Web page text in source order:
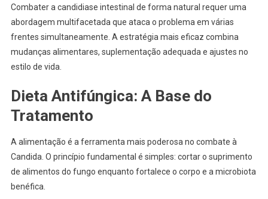
Combater a candidiase intestinal de forma natural requer uma
abordagem multifacetada que ataca o problema em várias
frentes simultaneamente. A estratégia mais eficaz combina
mudanças alimentares, suplementação adequada e ajustes no
estilo de vida.
Dieta Antifúngica: A Base do
Tratamento
A alimentação é a ferramenta mais poderosa no combate à
Candida. O princípio fundamental é simples: cortar o suprimento
de alimentos do fungo enquanto fortalece o corpo e a microbiota
benéfica.